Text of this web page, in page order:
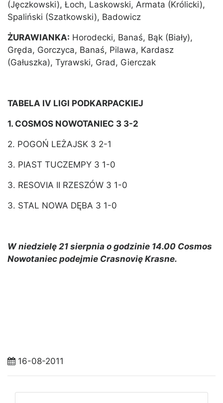
(Jęczkowski), Łoch, Laskowski, Armata (Królicki),
Spaliński (Szatkowski), Badowicz
ŻURAWIANKA: Horodecki, Banaś, Bąk (Biały),
Gręda, Gorczyca, Banaś, Pilawa, Kardasz
(Gałuszka), Tyrawski, Grad, Gierczak
TABELA IV LIGI PODKARPACKIEJ
1. COSMOS NOWOTANIEC 3 3-2
2. POGOŃ LEŻAJSK 3 2-1
3. PIAST TUCZEMPY 3 1-0
3. RESOVIA II RZESZÓW 3 1-0
3. STAL NOWA DĘBA 3 1-0
W niedzielę 21 sierpnia o godzinie 14.00 Cosmos
Nowotaniec podejmie Crasnovię Krasne.
16-08-2011